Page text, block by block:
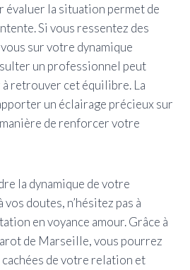
évaluer la situation permet de
Si vous ressentez des
sur votre dynamique
un professionnel peut
retrouver cet équilibre. La
un éclairage précieux sur
de renforcer votre
la dynamique de votre
doutes, n’hésitez pas à
en voyance amour. Grâce à
de Marseille, vous pourrez
de votre relation et